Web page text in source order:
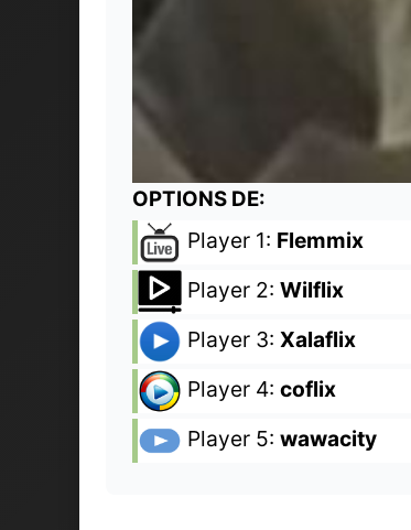
OPTIONS DE:
Player 1: Flemmix
Player 2: Wilflix
Player 3: Xalaflix
Player 4: coflix
Player 5: wawacity